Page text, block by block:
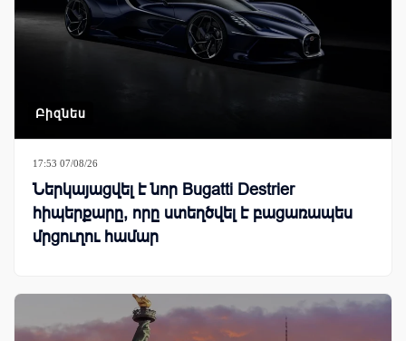
Բիզնես
17:53 07/08/26
Ներկայացվել է նոր Bugatti Destrier
հիպերքարը, որը ստեղծվել է բացառապես
մրցուղու համար